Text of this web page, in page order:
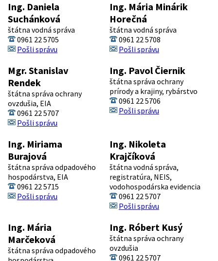
Ing. Daniela
Suchánková
štátna vodná správa
0961 22 5705
Pošli správu
Ing. Mária Minárik
Horečná
štátna vodná správa
0961 22 5708
Pošli správu
Mgr. Stanislav
Rendek
štátna správa ochrany
ovzdušia, EIA
0961 22 5707
Pošli správu
Ing. Pavol Čiernik
štátna správa ochrany
prírody a krajiny, rybárstvo
0961 22 5706
Pošli správu
Ing. Miriama
Burajová
štátna správa odpadového
hospodárstva, EIA
0961 22 5715
Pošli správu
Ing. Nikoleta
Krajčíková
štátna vodná správa,
registratúra, NEIS,
vodohospodárska evidencia
0961 22 5707
Pošli správu
Ing. Mária
Marčeková
štátna správa odpadového
Ing. Róbert Kusý
štátna správa ochrany
ovzdušia
0961 22 5707